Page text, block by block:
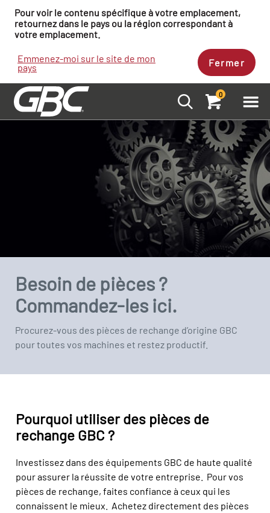
Pour voir le contenu spécifique à votre emplacement,
retournez dans le pays ou la région correspondant à
votre emplacement.
Emmenez-moi sur le site de mon
pays Fermer
0
Besoin de pièces ?
Commandez-les ici.
Procurez-vous des pièces de rechange d’origine GBC
pour toutes vos machines et restez productif.
Pourquoi utiliser des pièces de
rechange GBC ?
Investissez dans des équipements GBC de haute qualité
pour assurer la réussite de votre entreprise. Pour vos
pièces de rechange, faites confiance à ceux qui les
connaissent le mieux. Achetez directement des pièces